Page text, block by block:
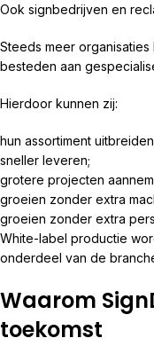
Ook signbedrijven en
Steeds meer
besteden aan
Hierdoor kunnen zij:
hun assortiment
sneller leveren;
grotere projecten
groeien zonder extra
groeien zonder extra
White-label productie
onderdeel van de
Waarom
toekomst